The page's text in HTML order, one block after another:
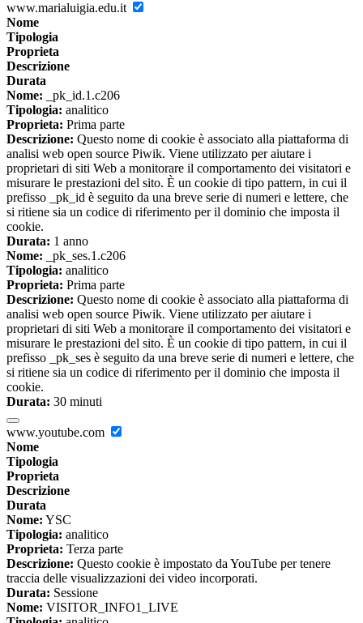
www.marialuigia.edu.it
Nome
Tipologia
Proprieta
Descrizione
Durata
Nome: _pk_id.1.c206
Tipologia: analitico
Proprieta: Prima parte
Descrizione: Questo nome di cookie è associato alla piattaforma di
analisi web open source Piwik. Viene utilizzato per aiutare i
proprietari di siti Web a monitorare il comportamento dei visitatori e
misurare le prestazioni del sito. È un cookie di tipo pattern, in cui il
prefisso _pk_id è seguito da una breve serie di numeri e lettere, che
si ritiene sia un codice di riferimento per il dominio che imposta il
cookie.
Durata: 1 anno
Nome: _pk_ses.1.c206
Tipologia: analitico
Proprieta: Prima parte
Descrizione: Questo nome di cookie è associato alla piattaforma di
analisi web open source Piwik. Viene utilizzato per aiutare i
proprietari di siti Web a monitorare il comportamento dei visitatori e
misurare le prestazioni del sito. È un cookie di tipo pattern, in cui il
prefisso _pk_ses è seguito da una breve serie di numeri e lettere, che
si ritiene sia un codice di riferimento per il dominio che imposta il
cookie.
Durata: 30 minuti
www.youtube.com
Nome
Tipologia
Proprieta
Descrizione
Durata
Nome: YSC
Tipologia: analitico
Proprieta: Terza parte
Descrizione: Questo cookie è impostato da YouTube per tenere
traccia delle visualizzazioni dei video incorporati.
Durata: Sessione
Nome: VISITOR_INFO1_LIVE